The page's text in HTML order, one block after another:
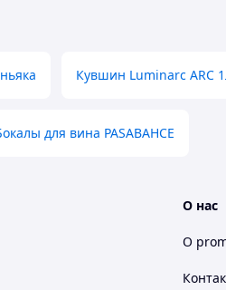
Кувшин Luminarc ARC
для вина PASABAHCE
О нас
О